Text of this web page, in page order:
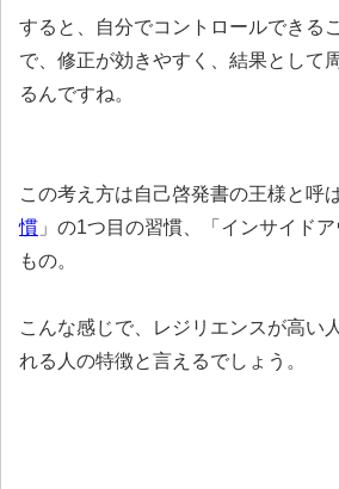
すると、自分でコントロールできる
で、修正が効きやすく、結果として
るんですね。
この考え方は自己啓発書の王様と呼
慣」の1つ目の習慣、「インサイド
もの。
こんな感じで、レジリエンスが高い
れる人の特徴と言えるでしょう。